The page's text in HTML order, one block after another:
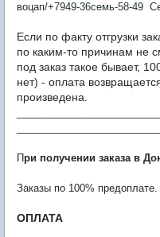
воцап/+7949-36семь-58-49
Если по факту отгрузки
по каким-то причинам не
под заказ такое бывает,
нет) - оплата
произведена.
При получении заказа в
Заказы по 100% предоплате.
ОПЛАТА